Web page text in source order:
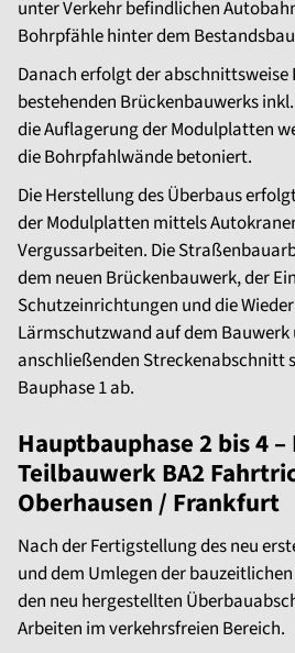
unter Verkehr befindlichen
Bohrpfähle hinter dem
Danach erfolgt der abschnittsweise
bestehenden Brückenbauwerks
die Auflagerung der Modulplatten
die Bohrpfahlwände betoniert.
Die Herstellung des Überbaus
der Modulplatten mittels
Vergussarbeiten. Die
dem neuen Brückenbauwerk, der
Schutzeinrichtungen und die
Lärmschutzwand auf dem Bauwerk
anschließenden Streckenabschnitt
Bauphase 1 ab.
Hauptbauphase 2 bis 4
Teilbauwerk BA2
Oberhausen / Frankfurt
Nach der Fertigstellung des neu
und dem Umlegen der
den neu hergestellten
Arbeiten im verkehrsfreien Bereich.